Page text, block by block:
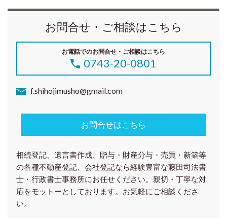
お問合せ・ご相談はこちら
お電話でのお問合せ・ご相談はこちら
0743-20-0801
f.shihojimusho@gmail.com
お問合せはこちら
相続登記、遺言書作成、贈与・財産分与・売買・新築等
の各種不動産登記、会社登記なら経験豊富な藤田司法書
士・行政書士事務所にお任せください。親切・丁寧な対
応をモットーとしております。お気軽にご相談くださ
い。